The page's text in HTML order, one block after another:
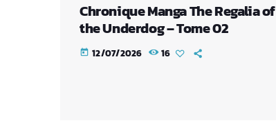
Chronique Manga The Regalia of
the Underdog – Tome 02
today 12/07/2026 16